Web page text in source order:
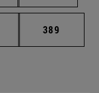
Páginas intermedias
Página
389